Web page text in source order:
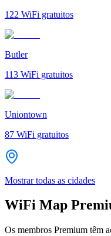
122 WiFi gratuitos
Butler
113 WiFi gratuitos
Uniontown
87 WiFi gratuitos
Mostrar todas as cidades
WiFi Map
Os membros Premium têm